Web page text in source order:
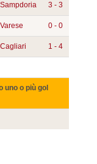
Sampdoria 3 - 3
Varese 0 - 0
Cagliari 1 - 4
uno o più gol